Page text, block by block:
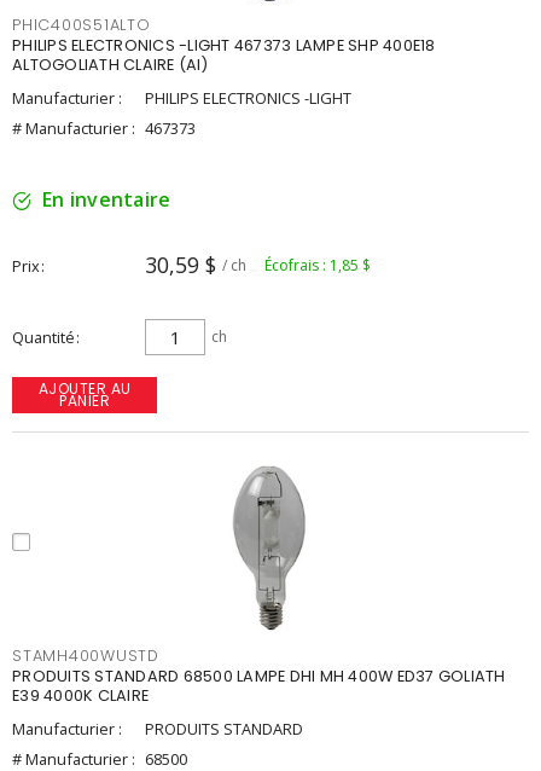
PHIC400S51ALTO
PHILIPS ELECTRONICS -LIGHT 467373 LAMPE SHP 400E18
ALTOGOLIATH CLAIRE (AI)
Manufacturier :
PHILIPS ELECTRONICS -LIGHT
# Manufacturier : 467373
En inventaire
Prix 30,59 $ / ch Écofrais : 1,85 $
Quantité ch
AJOUTER AU
PANIER
STAMH400WUSTD
PRODUITS STANDARD 68500 LAMPE DHI MH 400W ED37 GOLIATH
E39 4000K CLAIRE
Manufacturier :
PRODUITS STANDARD
# Manufacturier : 68500